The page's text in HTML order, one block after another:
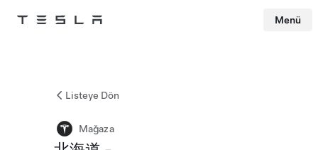
Tesla Menü
Listeye Dön
Mağaza